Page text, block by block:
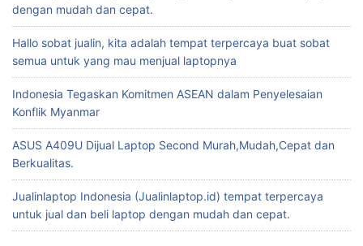
dengan mudah dan cepat.
Hallo sobat jualin, kita adalah tempat terpercaya buat sobat
semua untuk yang mau menjual laptopnya
Indonesia Tegaskan Komitmen ASEAN dalam Penyelesaian
Konflik Myanmar
ASUS A409U Dijual Laptop Second Murah,Mudah,Cepat dan
Berkualitas.
Jualinlaptop Indonesia (Jualinlaptop.id) tempat terpercaya
untuk jual dan beli laptop dengan mudah dan cepat.